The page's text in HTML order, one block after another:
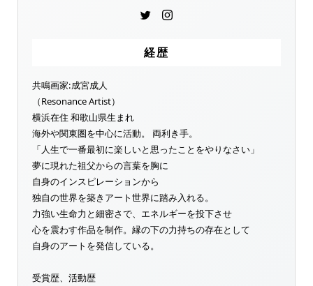
経歴
共鳴画家:成宮成人
（Resonance Artist）
横浜在住 和歌山県生まれ
海外や関東圏を中心に活動。 両利き手。
「人生で一番最初に楽しいと思ったことをやりなさい」
夢に現れた祖父からの言葉を胸に
自身のインスピレーションから
独自の世界を築きアート世界に踏み入れる。
力強い生命力と細密さで、エネルギーを投下させ
心を震わす作品を制作。縁の下の力持ちの存在として
自身のアートを発信している。
受賞歴、活動歴